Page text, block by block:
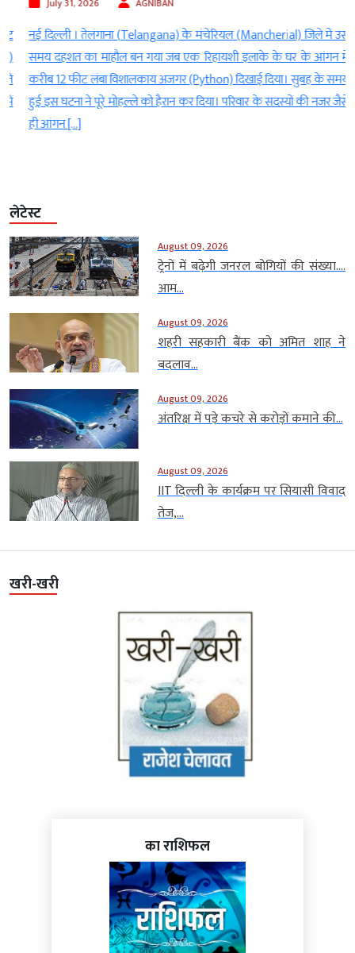
July 31, 2026 AGNIBAN
नई दिल्ली । तेलंगाना (Telangana) के मंचेरियल (Mancherial) जिले में उस
समय दहशत का माहौल बन गया जब एक रिहायशी इलाके के घर के आंगन में
करीब 12 फीट लंबा विशालकाय अजगर (Python) दिखाई दिया। सुबह के समय
हुई इस घटना ने पूरे मोहल्ले को हैरान कर दिया। परिवार के सदस्यों की नजर जैसे
ही आंगन […]
लेटेस्ट
August 09, 2026
ट्रेनों में बढ़ेगी जनरल बोगियों की संख्या….
आम...
August 09, 2026
शहरी सहकारी बैंक को अमित शाह ने
बदलाव...
August 09, 2026
अंतरिक्ष में पड़े कचरे से करोड़ों कमाने की...
August 09, 2026
IIT दिल्ली के कार्यक्रम पर सियासी विवाद
तेज,...
खरी-खरी
का राशिफल